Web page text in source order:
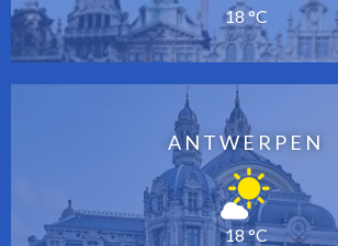
18 °C
ANTWERPEN
18 °C